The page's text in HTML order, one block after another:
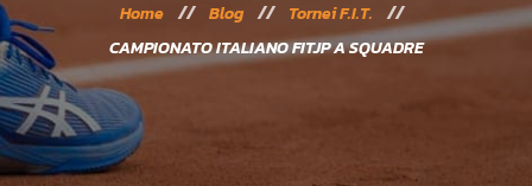
Home Blog
Tornei F.I.T.
CAMPIONATO ITALIANO FITJP A SQUADRE